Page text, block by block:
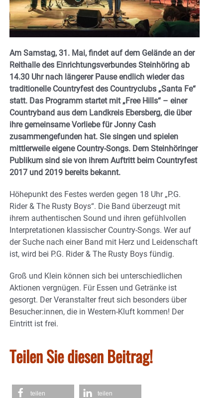
Am Samstag, 31. Mai, findet auf dem Gelände an der
Reithalle des Einrichtungsverbundes Steinhöring ab
14.30 Uhr nach längerer Pause endlich wieder das
traditionelle Countryfest des Countryclubs „Santa Fe“
statt. Das Programm startet mit „Free Hills“ – einer
Countryband aus dem Landkreis Ebersberg, die über
ihre gemeinsame Vorliebe für Jonny Cash
zusammengefunden hat. Sie singen und spielen
mittlerweile eigene Country-Songs. Dem Steinhöringer
Publikum sind sie von ihrem Auftritt beim Countryfest
2017 und 2019 bereits bekannt.
Höhepunkt des Festes werden gegen 18 Uhr „P.G.
Rider & The Rusty Boys“. Die Band überzeugt mit
ihrem authentischen Sound und ihren gefühlvollen
Interpretationen klassischer Country-Songs. Wer auf
der Suche nach einer Band mit Herz und Leidenschaft
ist, wird bei P.G. Rider & The Rusty Boys fündig.
Groß und Klein können sich bei unterschiedlichen
Aktionen vergnügen. Für Essen und Getränke ist
gesorgt. Der Veranstalter freut sich besonders über
Besucher:innen, die in Western-Kluft kommen! Der
Eintritt ist frei.
Teilen Sie diesen Beitrag!
teilen teilen